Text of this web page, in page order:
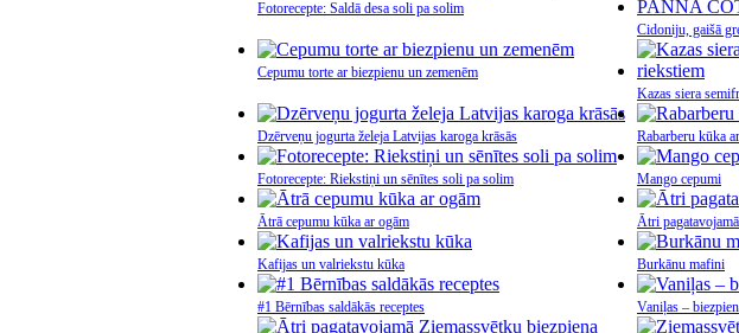
Fotorecepte: Saldā desa soli pa solim
Cidoniju, gaišā
Cepumu torte ar biezpienu un zemenēm
Kazas siera
Dzērveņu jogurta želeja Latvijas karoga krāsās Rabarberu kūka
Fotorecepte: Riekstiņi un sēnītes soli pa solim Mango cepumi
Ātrā cepumu kūka ar ogām Ātri
Kafijas un valriekstu kūka Burkānu mafini
#1 Bērnības saldākās receptes Vaniļas –